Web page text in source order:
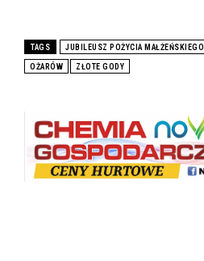
TAGS JUBILEUSZ POŻYCIA MAŁŻEŃSKIEGO
OŻARÓW ZŁOTE GODY